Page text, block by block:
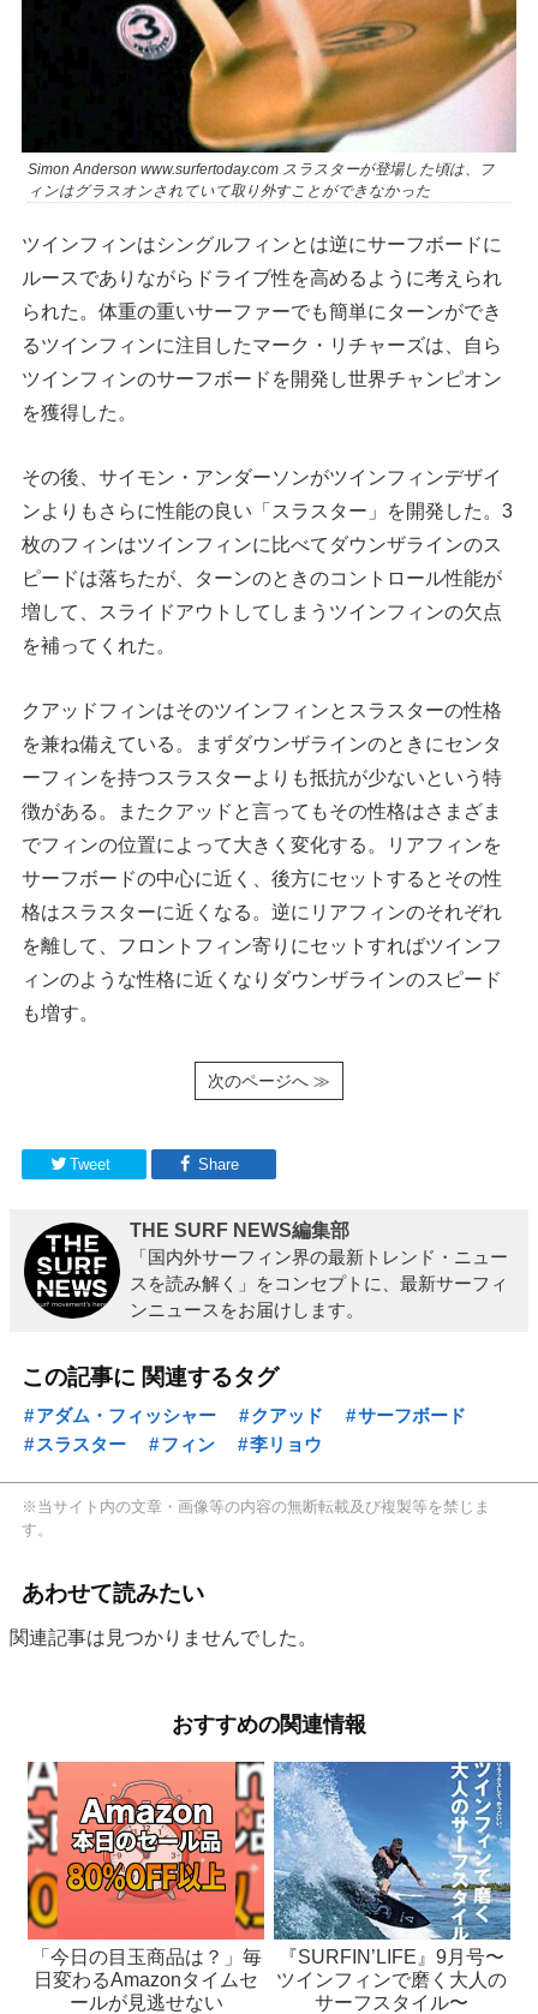
Simon Anderson www.surfertoday.com スラスターが登場した頃は、フ
ィンはグラスオンされていて取り外すことができなかった
ツインフィンはシングルフィンとは逆にサーフボードに
ルースでありながらドライブ性を高めるように考えられ
られた。体重の重いサーファーでも簡単にターンができ
るツインフィンに注目したマーク・リチャーズは、自ら
ツインフィンのサーフボードを開発し世界チャンピオン
を獲得した。
その後、サイモン・アンダーソンがツインフィンデザイ
ンよりもさらに性能の良い「スラスター」を開発した。3
枚のフィンはツインフィンに比べてダウンザラインのス
ピードは落ちたが、ターンのときのコントロール性能が
増して、スライドアウトしてしまうツインフィンの欠点
を補ってくれた。
クアッドフィンはそのツインフィンとスラスターの性格
を兼ね備えている。まずダウンザラインのときにセンタ
ーフィンを持つスラスターよりも抵抗が少ないという特
徴がある。またクアッドと言ってもその性格はさまざま
でフィンの位置によって大きく変化する。リアフィンを
サーフボードの中心に近く、後方にセットするとその性
格はスラスターに近くなる。逆にリアフィンのそれぞれ
を離して、フロントフィン寄りにセットすればツインフ
ィンのような性格に近くなりダウンザラインのスピード
も増す。
次のページへ ≫
Tweet Share
THE SURF NEWS編集部
「国内外サーフィン界の最新トレンド・ニュー
スを読み解く」をコンセプトに、最新サーフィ
ンニュースをお届けします。
この記事に 関連するタグ
アダム・フィッシャー クアッド
サーフボード
スラスター
フィン 李リョウ
※当サイト内の文章・画像等の内容の無断転載及び複製等を禁じま
す。
あわせて読みたい
関連記事は見つかりませんでした。
おすすめの関連情報
「今日の目玉商品は？」毎
日変わるAmazonタイムセ
ールが見逃せない
『SURFIN’LIFE』9月号〜
ツインフィンで磨く大人の
サーフスタイル〜